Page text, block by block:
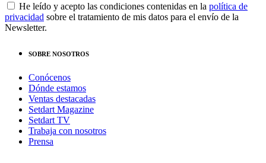
He leído y acepto las condiciones contenidas en la política de
privacidad sobre el tratamiento de mis datos para el envío de la
Newsletter.
SOBRE NOSOTROS
Conócenos
Dónde estamos
Ventas destacadas
Setdart Magazine
Setdart TV
Trabaja con nosotros
Prensa